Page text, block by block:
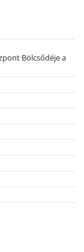
Bölcsődéje a